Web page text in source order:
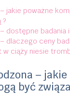
jakie poważne
?
dostępne badania
dlaczego ceny
w ciąży niesie
– jakie
być